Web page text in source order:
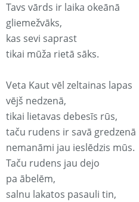
Tavs vārds ir laika okeānā
gliemežvāks,
kas sevi saprast
tikai mūža rietā sāks.
Veta Kaut vēl zeltainas lapas
vējš nedzenā,
tikai lietavas debesīs rūs,
taču rudens ir savā gredzenā
nemanāmi jau ieslēdzis mūs.
Taču rudens jau dejo
pa ābelēm,
salnu lakatos pasauli tin,